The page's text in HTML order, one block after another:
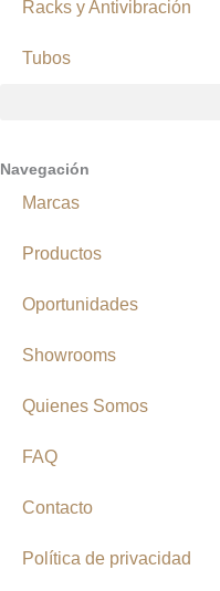
Racks y Antivibración
Tubos
Navegación
Marcas
Productos
Oportunidades
Showrooms
Quienes Somos
FAQ
Contacto
Política de privacidad